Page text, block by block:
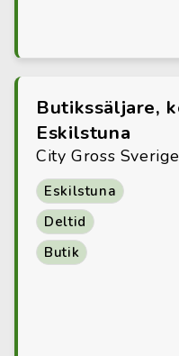
Butikssäljare,
Eskilstuna
City Gross
Eskilstuna
Deltid
Butik